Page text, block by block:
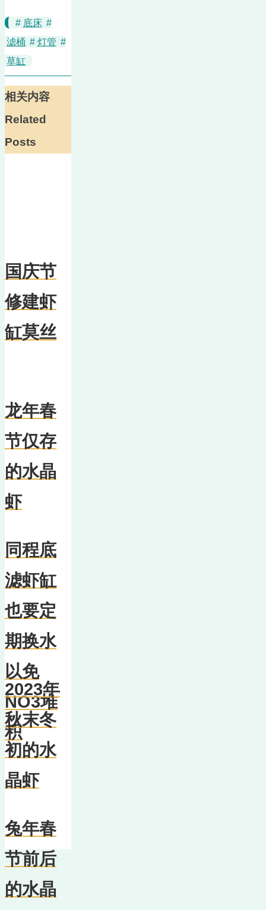
# 底床 #
滤桶 # 灯管 #
草缸
相关内容
Related
Posts
国庆节
修建虾
缸莫丝
龙年春
节仅存
的水晶
虾
同程底
滤虾缸
也要定
期换水
以免
NO3堆
积
2023年
秋末冬
初的水
晶虾
兔年春
节前后
的水晶